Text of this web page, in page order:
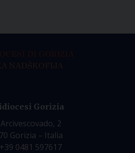
Gorizia
2
Gorizia – Italia
0481 597617